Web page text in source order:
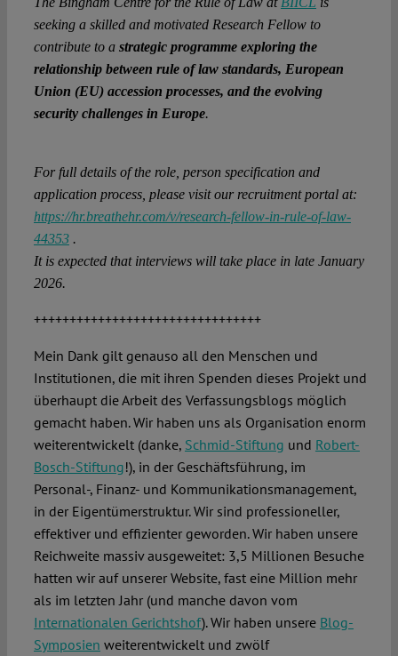
seeking a skilled and motivated Research Fellow to
contribute to a strategic programme exploring the
relationship between rule of law standards, European
Union (EU) accession processes, and the evolving
security challenges in Europe.
For full details of the role, person specification and
application process, please visit our recruitment portal at:
https://hr.breathehr.com/v/research-fellow-in-rule-of-law-
44353.
It is expected that interviews will take place in late January
2026.
++++++++++++++++++++++++++++++++
Mein Dank gilt genauso all den Menschen und
Institutionen, die mit ihren Spenden dieses Projekt und
überhaupt die Arbeit des Verfassungsblogs möglich
gemacht haben. Wir haben uns als Organisation enorm
weiterentwickelt (danke, Schmid-Stiftung und Robert-
Bosch-Stiftung!), in der Geschäftsführung, im
Personal-, Finanz- und Kommunikationsmanagement,
in der Eigentümerstruktur. Wir sind professioneller,
effektiver und effizienter geworden. Wir haben unsere
Reichweite massiv ausgeweitet: 3,5 Millionen Besuche
hatten wir auf unserer Website, fast eine Million mehr
als im letzten Jahr (und manche davon vom
Internationalen Gerichtshof). Wir haben unsere Blog-
Symposien weiterentwickelt und zwölf